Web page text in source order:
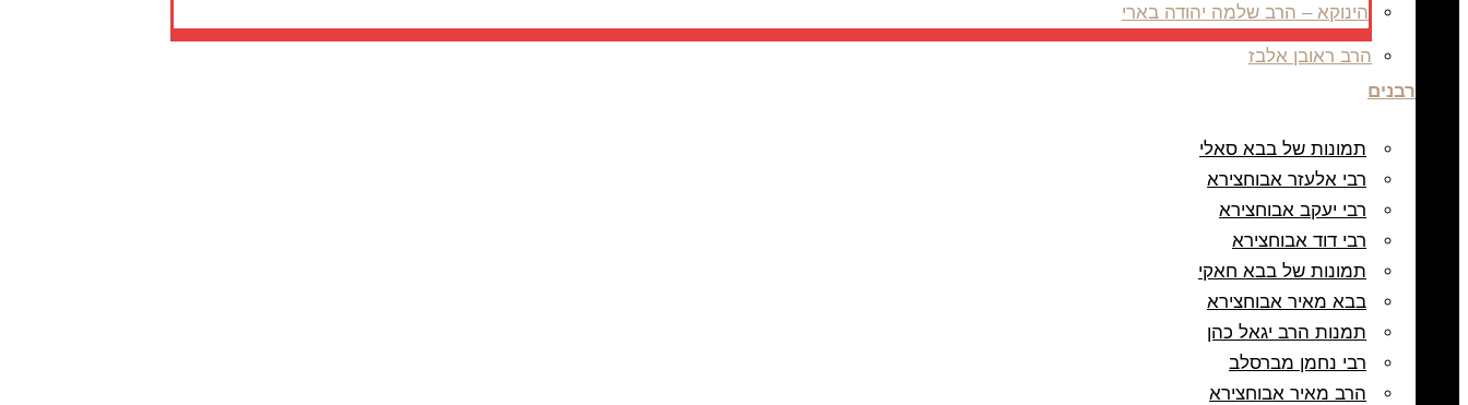
הינוקא – הרב שלמה יהודה בארי
הרב ראובן אלבז
רבנים
תמונות של בבא סאלי
רבי אלעזר אבוחצירא
רבי יעקב אבוחצירא
רבי דוד אבוחצירא
תמונות של בבא חאקי
בבא מאיר אבוחצירא
תמנות הרב יגאל כהן
רבי נחמן מברסלב
הרב מאיר אבוחצירא